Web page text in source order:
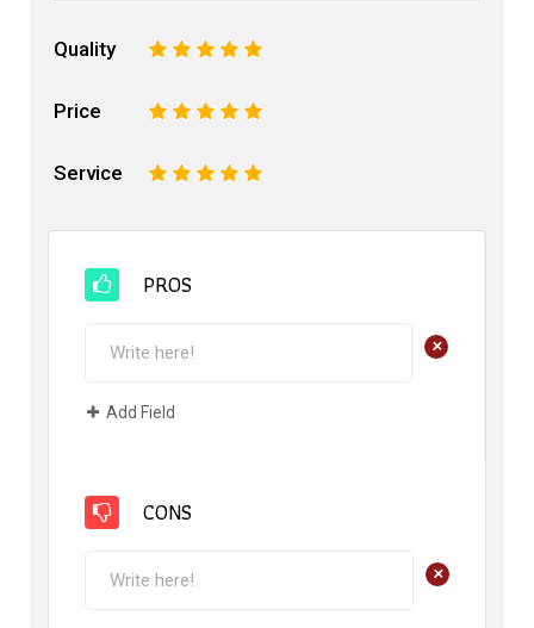
Quality 5
4
3
2
Price 5
4
3
2
Service 5
4
3
2
PROS
+
Add Field
CONS
+